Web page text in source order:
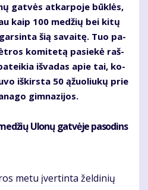
gat­vės at­kar­po­je būk­lės,
kaip 100 me­džių bei ki­tų
šią sa­vai­tę. Tuo pa­
ko­mi­te­tą pa­sie­kė raš­
iš­va­das apie tai, ko­
iš­kirs­ta 50 ąžuo­liu­kų prie
gim­na­zi­jos.
Ulo­nų gat­vė­je pa­so­dins
me­tu įver­tin­ta žel­di­nių